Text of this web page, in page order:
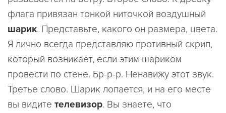
флага привязан тонкой ниточкой воздушный
шарик. Представьте, какого он размера, цвета.
Я лично всегда представляю противный скрип,
который возникает, если этим шариком
провести по стене. Бр-р-р. Ненавижу этот звук.
Третье слово. Шарик лопается, и на его месте
вы видите телевизор. Вы знаете, что